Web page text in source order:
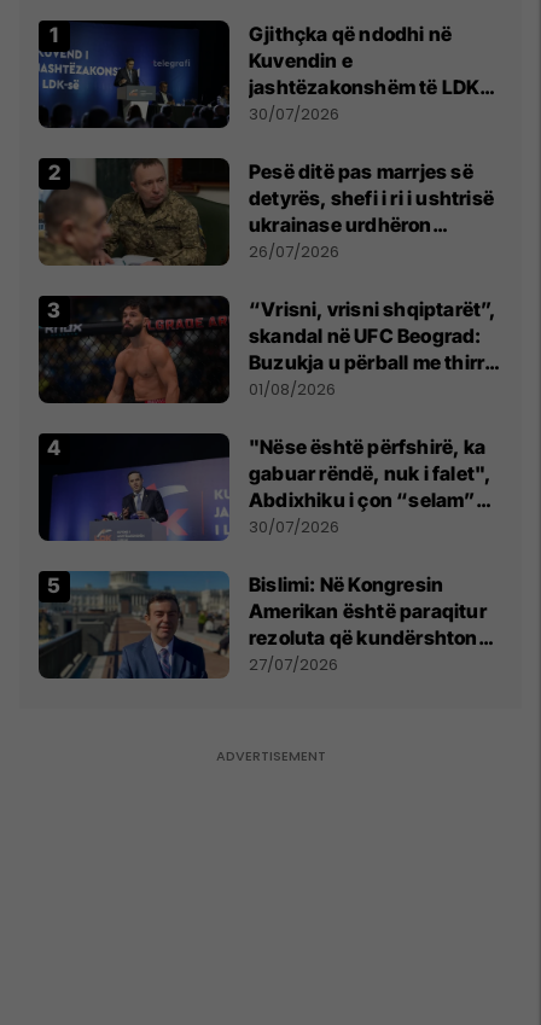
Gjithçka që ndodhi në
Kuvendin e
jashtëzakonshëm të LDK-
së
30/07/2026
Pesë ditë pas marrjes së
detyrës, shefi i ri i ushtrisë
ukrainase urdhëron
kontroll të madh
26/07/2026
“Vrisni, vrisni shqiptarët”,
skandal në UFC Beograd:
Buzukja u përball me thirrje
anti-shqiptare nga
01/08/2026
"Nëse është përfshirë, ka
gabuar rëndë, nuk i falet",
Abdixhiku i çon “selam”
Përparim Ramës
30/07/2026
Bislimi: Në Kongresin
Amerikan është paraqitur
rezoluta që kundërshton
mbajtjen e Asamblesë
27/07/2026